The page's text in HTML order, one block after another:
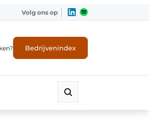
Volg ons op
Bedrijvenindex